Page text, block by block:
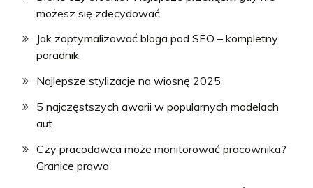
możesz się zdecydować
Jak zoptymalizować bloga pod SEO – kompletny
poradnik
Najlepsze stylizacje na wiosnę 2025
5 najczęstszych awarii w popularnych modelach
aut
Czy pracodawca może monitorować pracownika?
Granice prawa